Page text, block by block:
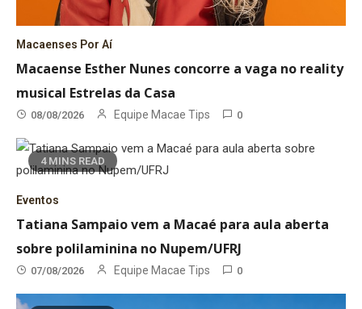
Macaenses Por Aí
Macaense Esther Nunes concorre a vaga no reality
musical Estrelas da Casa
08/08/2026 Equipe Macae Tips 0
4 MINS READ
Eventos
Tatiana Sampaio vem a Macaé para aula aberta
sobre polilaminina no Nupem/UFRJ
07/08/2026 Equipe Macae Tips 0